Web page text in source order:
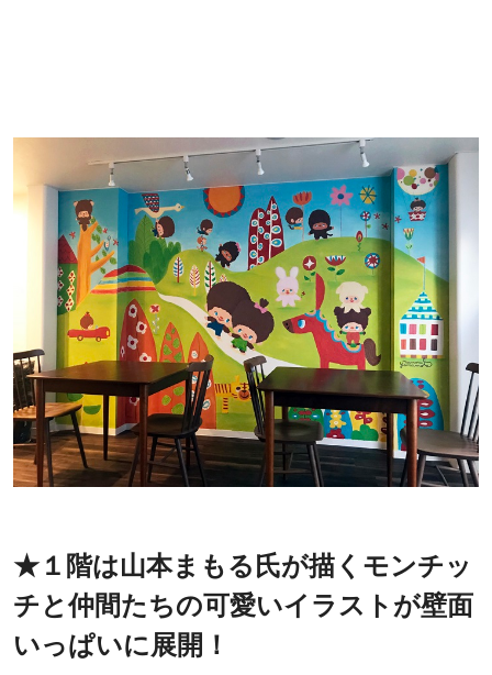
★１階は山本まもる氏が描くモンチッ
チと仲間たちの可愛いイラストが壁面
いっぱいに展開！